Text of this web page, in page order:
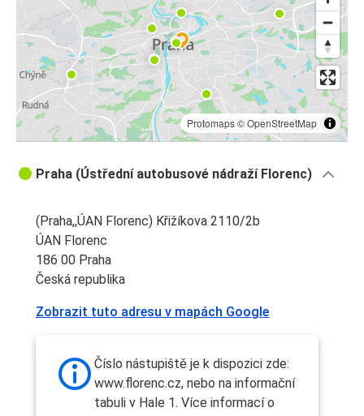
Protomaps©OpenStreetMap
Praha (Ústřední autobusové nádraží Florenc)
(Praha,,ÚAN Florenc) Křižíkova 2110/2b
ÚAN Florenc
186 00 Praha
Česká republika
Zobrazit tuto adresu v mapách Google
Číslo nástupiště je k dispozici zde:
www.florenc.cz, nebo na informační
tabuli v Hale 1. Více informací o